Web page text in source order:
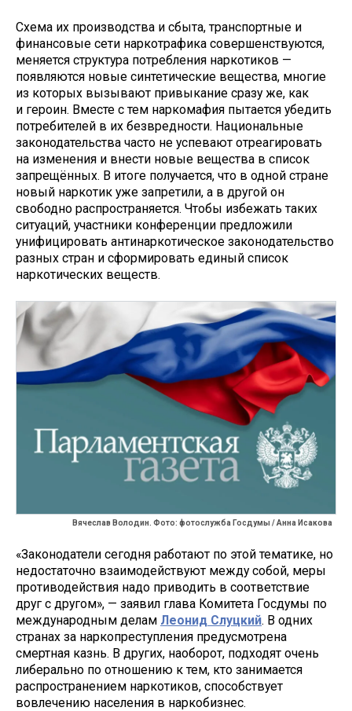
Схема их производства и сбыта, транспортные и
финансовые сети наркотрафика совершенствуются,
меняется структура потребления наркотиков —
появляются новые синтетические вещества, многие
из которых вызывают привыкание сразу же, как
и героин. Вместе с тем наркомафия пытается убедить
потребителей в их безвредности. Национальные
законодательства часто не успевают отреагировать
на изменения и внести новые вещества в список
запрещённых. В итоге получается, что в одной стране
новый наркотик уже запретили, а в другой он
свободно распространяется. Чтобы избежать таких
ситуаций, участники конференции предложили
унифицировать антинаркотическое законодательство
разных стран и сформировать единый список
наркотических веществ.
Вячеслав Володин. Фото: фотослужба Госдумы / Анна Исакова
«Законодатели сегодня работают по этой тематике, но
недостаточно взаимодействуют между собой, меры
противодействия надо приводить в соответствие
друг с другом», — заявил глава Комитета Госдумы по
международным делам Леонид Слуцкий. В одних
странах за наркопреступления предусмотрена
смертная казнь. В других, наоборот, подходят очень
либерально по отношению к тем, кто занимается
распространением наркотиков, способствует
вовлечению населения в наркобизнес.